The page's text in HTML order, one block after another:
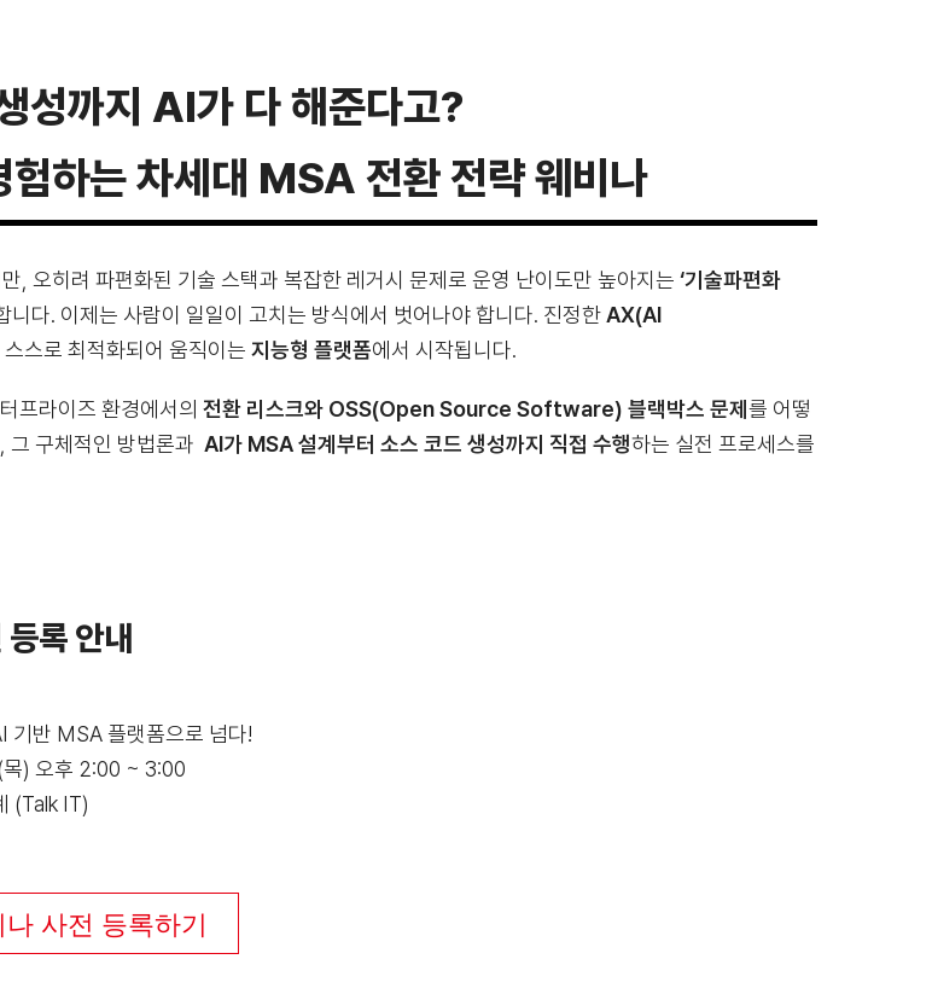
성까지 AI가 다 해준다고?
하는 차세대 MSA 전환 전략 웨비나
, 오히려 파편화된 기술 스택과 복잡한 레거시 문제로 운영 난이도만 높아지는 ‘기술파편화
니다. 이제는 사람이 일일이 고치는 방식에서 벗어나야 합니다. 진정한AX(AI
스로 최적화되어 움직이는 지능형 플랫폼에서 시작됩니다.
프라이즈 환경에서의 전환 리스크와 OSS(Open Source Software) 블랙박스 문제 를 어떻
그 구체적인 방법론과 AI가 MSA 설계부터 소스 코드 생성까지 직접 수행하는 실전 프로세스를
록 안내
기반 MSA 플랫폼으로 넘다!
) 오후 2:00 ~ 3:00
(Talk IT)
사전 등록하기